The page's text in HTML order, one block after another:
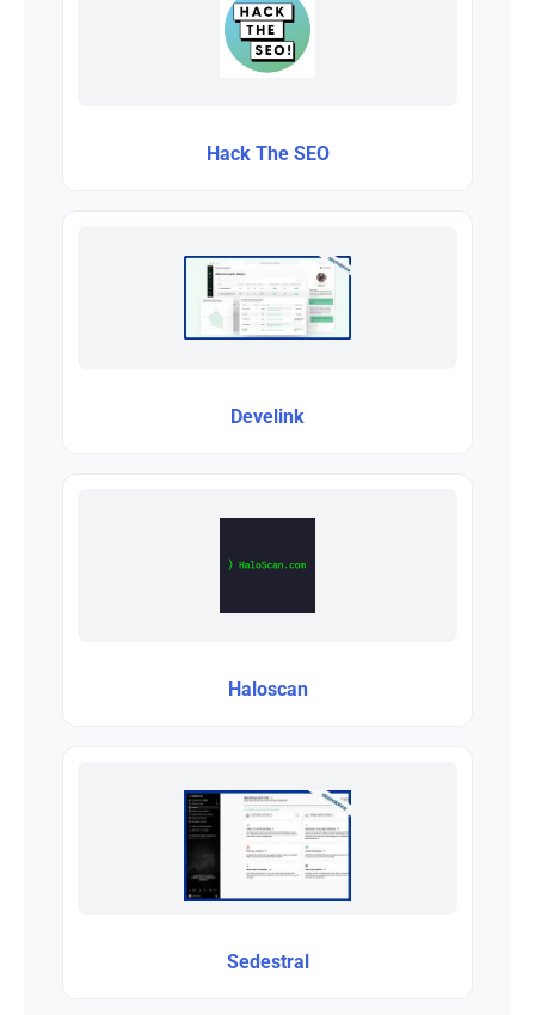
Hack The SEO
Develink
Haloscan
Sedestral